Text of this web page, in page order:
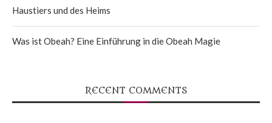
Haustiers und des Heims
Was ist Obeah? Eine Einführung in die Obeah Magie
RECENT COMMENTS